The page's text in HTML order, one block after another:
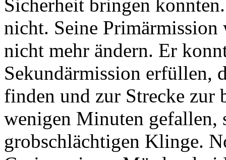
Sicherheit bringen
nicht. Seine Primärmission
nicht mehr ändern. Er
Sekundärmission erfüllen,
finden und zur Strecke
wenigen Minuten gefallen,
grobschlächtigen Klinge.